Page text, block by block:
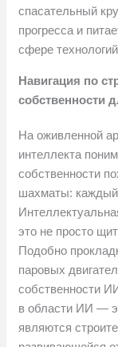
спасательный
прогресса и
сфере
Навигация по
собственности
На оживленной
интеллекта
собственности
шахматы:
это не просто
Подобно
паровых
собственности
в области ИИ —
являются